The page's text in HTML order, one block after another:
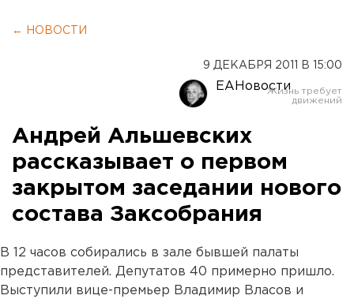
← НОВОСТИ
9 ДЕКАБРЯ 2011 В 15:00
ЕАНовости
Андрей Альшевских
рассказывает о первом
закрытом заседании нового
состава Заксобрания
В 12 часов собирались в зале бывшей палаты
представителей. Депутатов 40 примерно пришло.
Выступили вице-премьер Владимир Власов и